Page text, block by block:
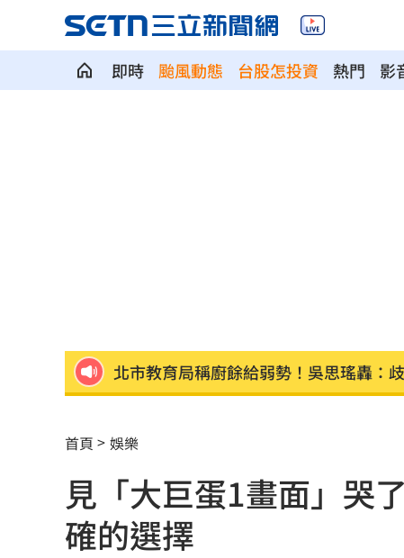
即時 颱風動態 台股怎投資 熱門 影
北市教育局稱廚餘給弱勢！吳思瑤轟：
沈伯洋招募「巡洋監兵」 目標千名監票
公視預算遭刪凍10.2億 卓榮泰說話了
想買Kia先看這篇！8月祭超狂優惠
首頁 娛樂
見「大巨蛋1畫面」哭
確的選擇